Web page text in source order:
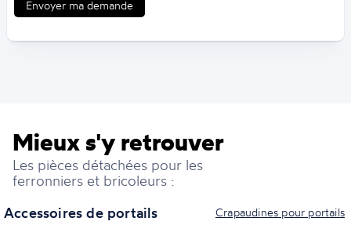
Envoyer ma demande
Mieux s'y retrouver
Les pièces détachées pour les
ferronniers et bricoleurs :
Accessoires de portails
Crapaudines pour portails